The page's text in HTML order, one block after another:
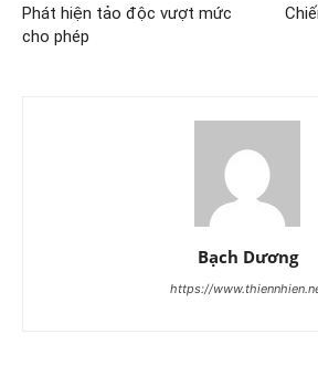
Phát hiện tảo độc vượt mức
cho phép
Bạch Dương
https://